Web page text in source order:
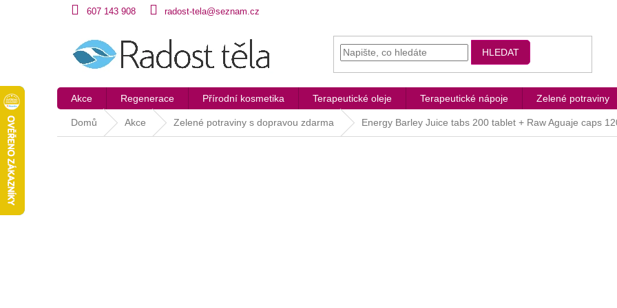
607 143 908 radost-tela@seznam.cz
HLEDAT
Akce Regenerace Přírodní kosmetika Terapeutické oleje Terapeutické nápoje Zelené potraviny
Domů Akce Zelené potraviny s dopravou zdarma Energy Barley Juice tabs 200 tablet + Raw Aguaje caps